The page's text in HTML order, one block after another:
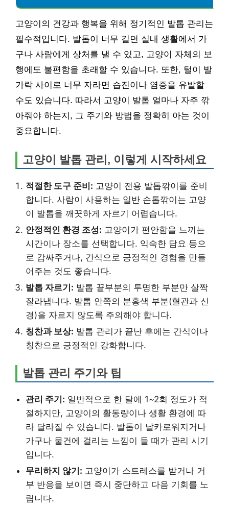
고양이의 건강과 행복을 위해 정기적인 발톱 관리는
필수적입니다. 발톱이 너무 길면 실내 생활에서 가
구나 사람에게 상처를 낼 수 있고, 고양이 자체의 보
행에도 불편함을 초래할 수 있습니다. 또한, 털이 발
가락 사이로 너무 자라면 습진이나 염증을 유발할
수도 있습니다. 따라서 고양이 발톱 얼마나 자주 깎
아줘야 하는지, 그 주기와 방법을 정확히 아는 것이
중요합니다.
고양이 발톱 관리, 이렇게 시작하세요
적절한 도구 준비: 고양이 전용 발톱깎이를 준비
합니다. 사람이 사용하는 일반 손톱깎이는 고양
이 발톱을 깨끗하게 자르기 어렵습니다.
안정적인 환경 조성: 고양이가 편안함을 느끼는
시간이나 장소를 선택합니다. 익숙한 담요 등으
로 감싸주거나, 간식으로 긍정적인 경험을 만들
어주는 것도 좋습니다.
발톱 자르기: 발톱 끝부분의 투명한 부분만 살짝
잘라냅니다. 발톱 안쪽의 분홍색 부분(혈관과 신
경)을 자르지 않도록 주의해야 합니다.
칭찬과 보상: 발톱 관리가 끝난 후에는 간식이나
칭찬으로 긍정적인 강화합니다.
발톱 관리 주기와 팁
관리 주기: 일반적으로 한 달에 1~2회 정도가 적
절하지만, 고양이의 활동량이나 생활 환경에 따
라 달라질 수 있습니다. 발톱이 날카로워지거나
가구나 물건에 걸리는 느낌이 들 때가 관리 시기
입니다.
무리하지 않기: 고양이가 스트레스를 받거나 거
부 반응을 보이면 즉시 중단하고 다음 기회를 노
립니다.